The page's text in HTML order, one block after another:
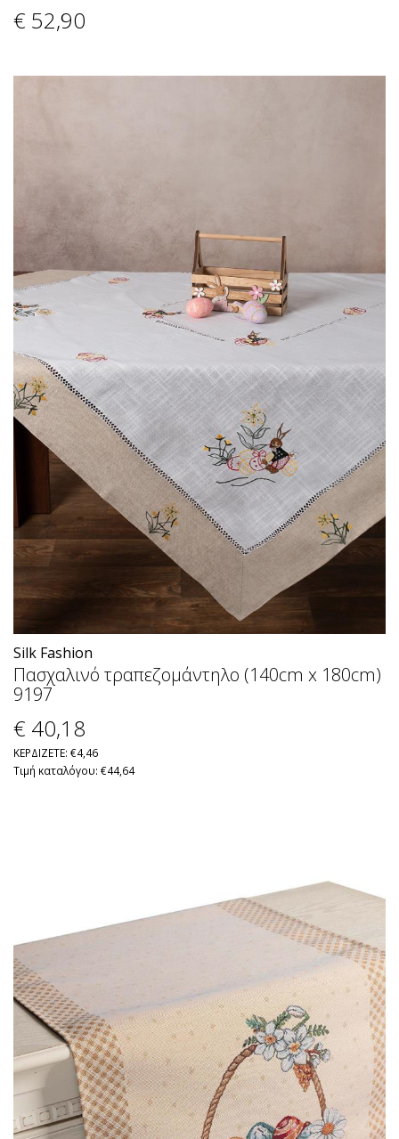
€ 52,90
Silk Fashion
Πασχαλινό τραπεζομάντηλο (140cm x 180cm)
9197
€ 40,18
ΚΕΡΔΙΖΕΤΕ: €4,46
Τιμή καταλόγου: €44,64